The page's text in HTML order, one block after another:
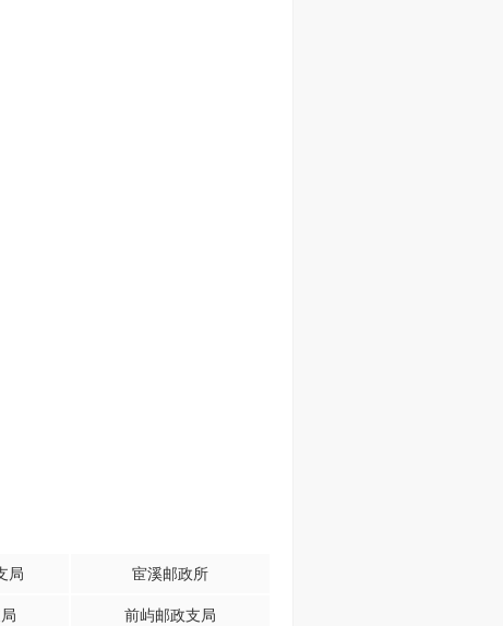
局 宦溪邮政所
前屿邮政支局